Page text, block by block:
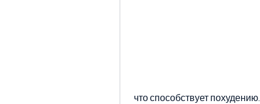
что способствует похудению.